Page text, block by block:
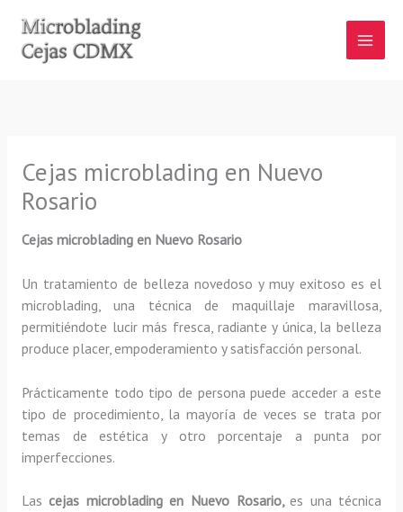
contenido
Cejas microblading en Nuevo
Rosario
Cejas microblading en Nuevo Rosario
Un tratamiento de belleza novedoso y muy exitoso es el
microblading, una técnica de maquillaje maravillosa,
permitiéndote lucir más fresca, radiante y única, la belleza
produce placer, empoderamiento y satisfacción personal.
Prácticamente todo tipo de persona puede acceder a este
tipo de procedimiento, la mayoría de veces se trata por
temas de estética y otro porcentaje a punta por
imperfecciones.
Lascejas microblading en Nuevo Rosario, es una técnica